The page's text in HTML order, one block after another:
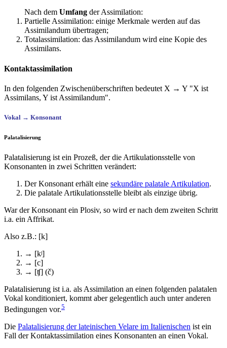
Nach dem Umfang der Assimilation:
Partielle Assimilation: einige Merkmale werden auf das
Assimilandum übertragen;
Totalassimilation: das Assimilandum wird eine Kopie des
Assimilans.
Kontaktassimilation
In den folgenden Zwischenüberschriften bedeutet X → Y "X ist
Assimilans, Y ist Assimilandum".
Vokal → Konsonant
Palatalisierung
Palatalisierung ist ein Prozeß, der die Artikulationsstelle von
Konsonanten in zwei Schritten verändert:
Der Konsonant erhält eine sekundäre palatale Artikulation.
Die palatale Artikulationsstelle bleibt als einzige übrig.
War der Konsonant ein Plosiv, so wird er nach dem zweiten Schritt
i.a. ein Affrikat.
Also z.B.: [k]
→ [kʲ]
→ [c]
→ [ʧ] (č)
Palatalisierung ist i.a. als Assimilation an einen folgenden palatalen
Vokal konditioniert, kommt aber gelegentlich auch unter anderen
Bedingungen vor.5
Die Palatalisierung der lateinischen Velare im Italienischen ist ein
Fall der Kontaktassimilation eines Konsonanten an einen Vokal.